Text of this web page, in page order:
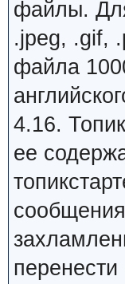
файлы.
.jpeg, .gif,
файла
4.16.
ее